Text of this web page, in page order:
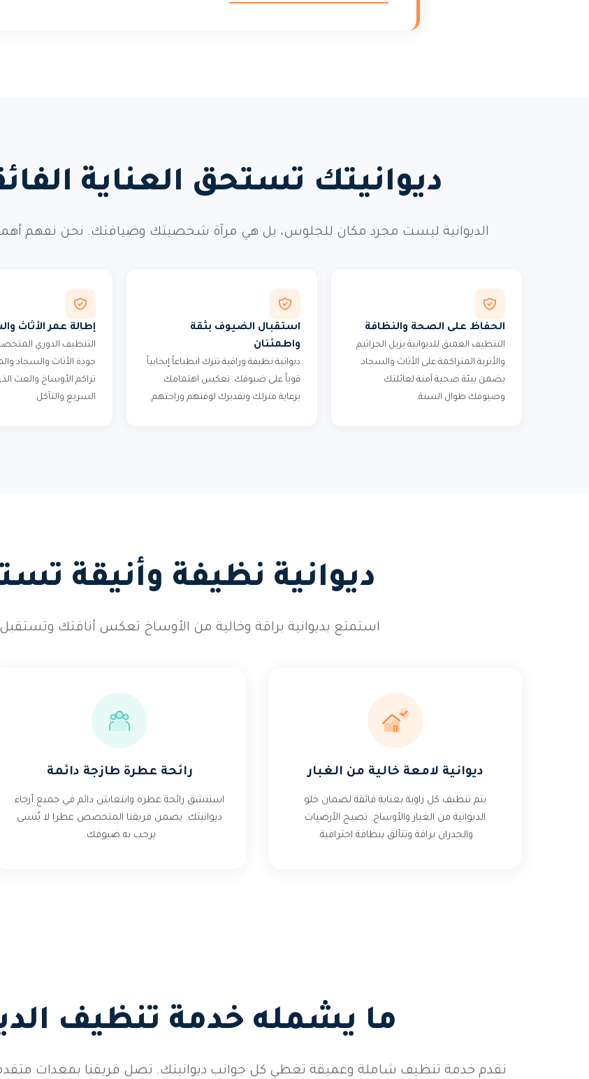
ديوانيتك تستحق العناية
الديوانية ليست مجرد مكان للجلوس، بل هي مرآة شخصيتك وضيافتك. نحن نفهم أهميتها
الحفاظ على الصحة والنظافة
التنظيف العميق للديوانية يزيل الجراثيم
والأتربة المتراكمة على الأثاث والسجاد.
يضمن بيئة صحية آمنة لعائلتك
وضيوفك طوال السنة.
استقبال الضيوف بثقة
واطمئنان
ديوانية نظيفة وراقية تترك انطباعاً إيجابياً
قوياً على ضيوفك. تعكس اهتمامك
برعاية منزلك وتقديرك لوقتهم وراحتهم.
إطالة عمر الأثاث
التنظيف الدوري
جودة الأثاث والسجاد
تراكم الأوساخ والعث
السريع والتآكل.
ديوانية نظيفة وأنيقة
استمتع بديوانية براقة وخالية من الأوساخ تعكس أناقتك
ديوانية لامعة خالية من الغبار
يتم تنظيف كل زاوية بعناية فائقة لضمان خلو
الديوانية من الغبار والأوساخ. تصبح الأرضيات
والجدران براقة وتتألق بنظافة احترافية.
رائحة عطرة طازجة دائمة
استنشق رائحة عطرة وانتعاش دائم في جميع أرجاء
ديوانيتك. يضمن فريقنا المتخصص عطرا لا يُنسى
يرحب به ضيوفك.
ما يشمله خدمة تنظيف
نقدم خدمة تنظيف شاملة وعميقة تغطي كل جوانب ديوانيتك. تصل فريقنا بمعدات